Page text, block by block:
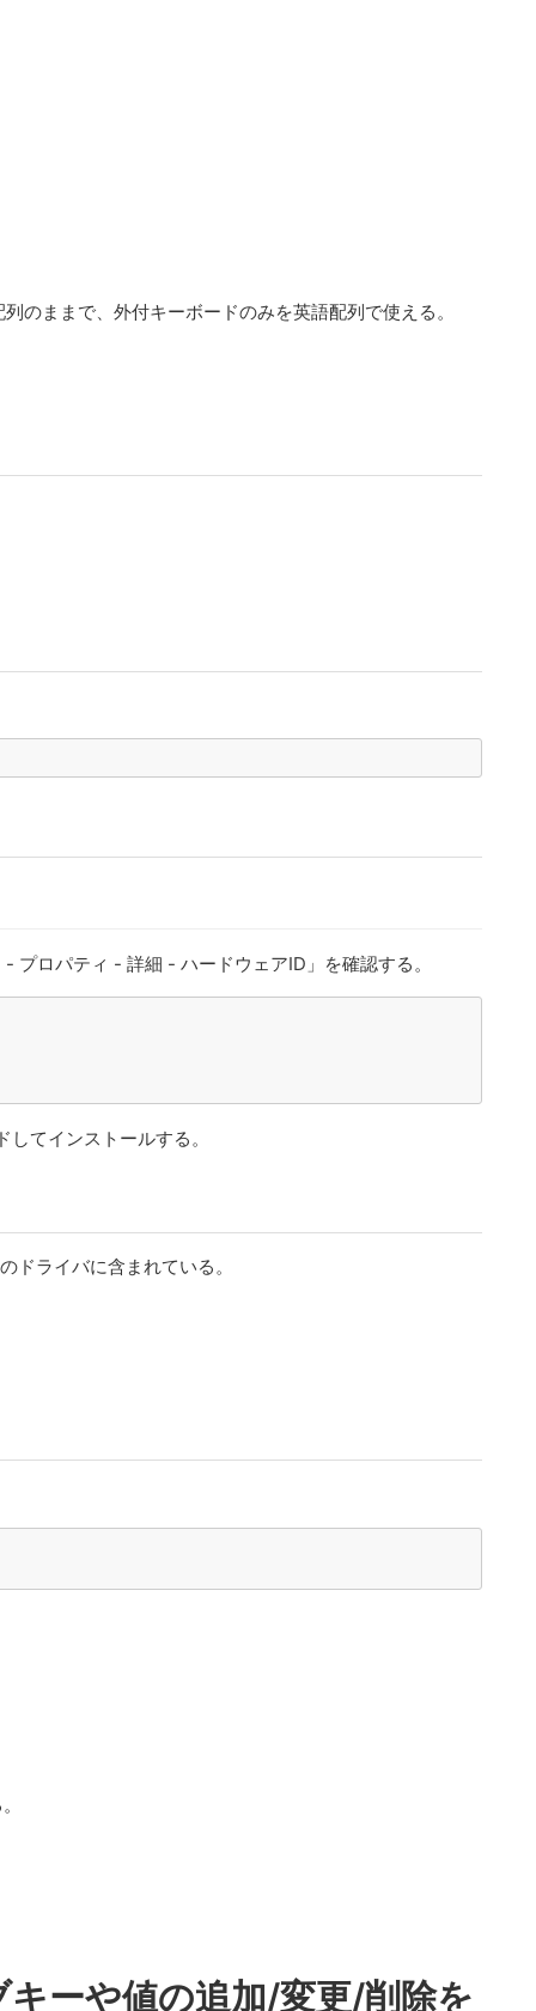
のままで、外付キーボードのみを英語配列で使える。
ロパティ - 詳細 - ハードウェアID」を確認する。
てインストールする。
ライバに含まれている。
ーや値の追加/変更/削除を